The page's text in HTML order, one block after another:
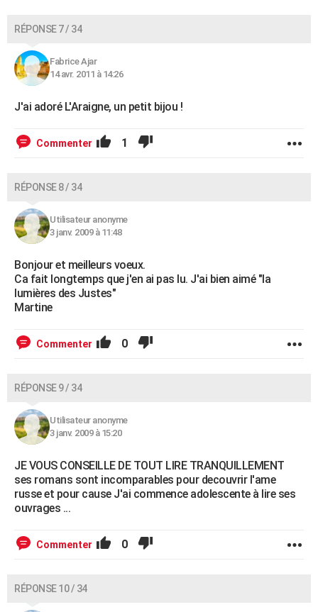
RÉPONSE 7 / 34
Fabrice Ajar
14 avr. 2011 à 14:26
J'ai adoré L'Araigne, un petit bijou !
Commenter 1
RÉPONSE 8 / 34
Utilisateur anonyme
3 janv. 2009 à 11:48
Bonjour et meilleurs voeux.
Ca fait longtemps que j'en ai pas lu. J'ai bien aimé "la
lumières des Justes"
Martine
Commenter 0
RÉPONSE 9 / 34
Utilisateur anonyme
3 janv. 2009 à 15:20
JE VOUS CONSEILLE DE TOUT LIRE TRANQUILLEMENT
ses romans sont incomparables pour decouvrir l'ame
russe et pour cause J'ai commence adolescente à lire ses
ouvrages ...
Commenter 0
RÉPONSE 10 / 34